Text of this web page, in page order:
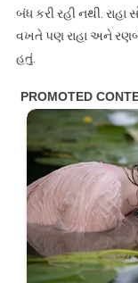
બંધ કરી રહી નથી.
વખતે પણ રાહા અને
હતું.